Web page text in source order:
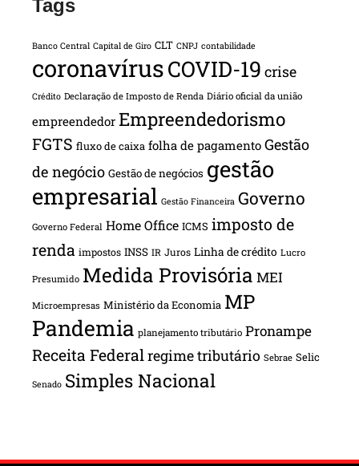
Tags
Banco Central Capital de Giro CLT CNPJ contabilidade
coronavírusCOVID-19 crise
Crédito Declaração de Imposto de Renda Diário oficial da união
empreendedor Empreendedorismo
FGTS fluxo de caixa folha de pagamento Gestão
de negócio Gestão de negócios gestão
empresarial Gestão Financeira Governo
Governo Federal Home Office ICMS imposto de
renda impostos INSS IR Juros Linha de crédito Lucro
Presumido Medida Provisória MEI
Microempresas Ministério da Economia MP
Pandemia planejamento tributário Pronampe
Receita Federalregime tributário Sebrae Selic
Senado Simples Nacional